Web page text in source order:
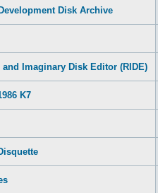
Disk Archive
and Imaginary Disk Editor (RIDE)
K7